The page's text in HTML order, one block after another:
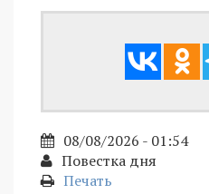
08/08/2026 - 01:54
Повестка дня
Печать